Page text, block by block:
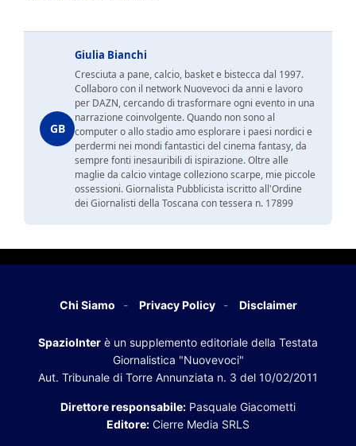
GB
Giulia Bianchi
Cresciuta a pane, calcio, basket e bistecca dal 1997.
Collaboro con il network Nuovevoci da anni e lavoro
per DAZN, cercando di trasformare ogni evento in una
narrazione coinvolgente. Quando non sono al
computer o allo stadio amo esplorare i paesi nordici e
perdermi nei mondi fantastici del cinema fantasy, da
sempre fonti inesauribili di ispirazione. Oltre alle
maglie da calcio vintage colleziono scarpe, mie piccole
ossessioni. Giornalista Pubblicista iscritto all'Ordine
dei Giornalisti della Toscana con tessera n. 17899
Chi Siamo Privacy Policy Disclaimer
SpazioInter è un supplemento editoriale della Testata
Giornalistica "Nuovevoci"
Aut. Tribunale di Torre Annunziata n. 3 del 10/02/2011
Direttore responsabile: Pasquale Giacometti
Editore: Cierre Media SRLS